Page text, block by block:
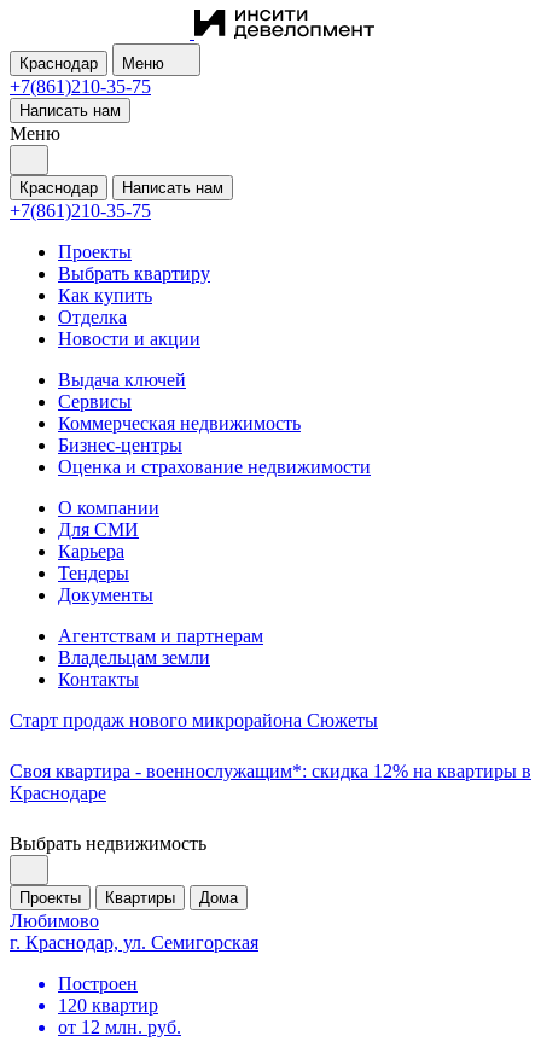
Краснодар Меню
+7(861)210-35-75
Написать нам
Меню
Краснодар Написать нам
+7(861)210-35-75
Проекты
Выбрать квартиру
Как купить
Отделка
Новости и акции
Выдача ключей
Сервисы
Коммерческая недвижимость
Бизнес-центры
Оценка и страхование недвижимости
О компании
Для СМИ
Карьера
Тендеры
Документы
Агентствам и партнерам
Владельцам земли
Контакты
Старт продаж нового микрорайона Сюжеты
Своя квартира - военнослужащим*: скидка 12% на квартиры в
Краснодаре
Выбрать недвижимость
Проекты Квартиры Дома
Любимово
г. Краснодар, ул. Семигорская
Построен
120 квартир
от 12 млн. руб.